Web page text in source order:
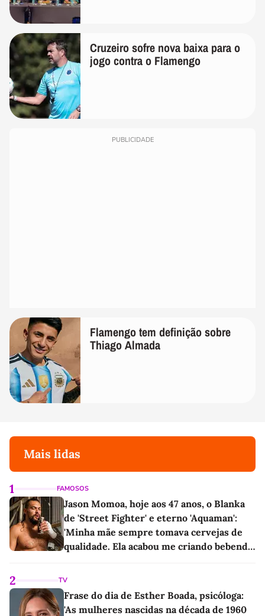
Cruzeiro sofre nova baixa para o
jogo contra o Flamengo
PUBLICIDADE
Flamengo tem definição sobre
Thiago Almada
Mais lidas
1 FAMOSOS
Jason Momoa, hoje aos 47 anos, o Blanka
de 'Street Fighter' e eterno 'Aquaman':
'Minha mãe sempre tomava cervejas de
qualidade. Ela acabou me criando bebendo
2 TV
Frase do dia de Esther Boada, psicóloga:
'As mulheres nascidas na década de 1960